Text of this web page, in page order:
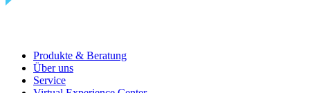
Produkte & Beratung
Über uns
Service